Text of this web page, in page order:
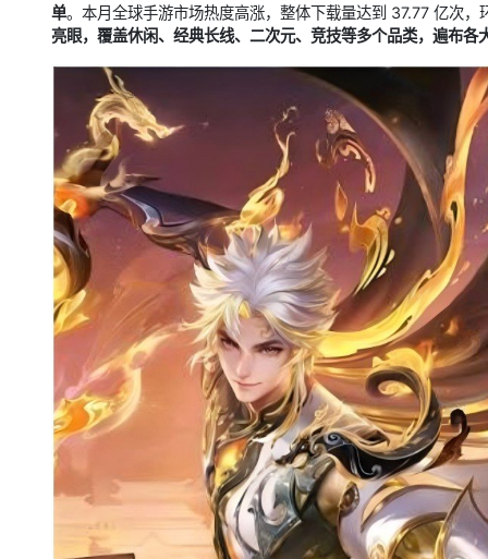
单。本月全球手游市场热度高涨，整体下载量达到 37.77 亿次
亮眼，覆盖休闲、经典长线、二次元、竞技等多个品类，遍布